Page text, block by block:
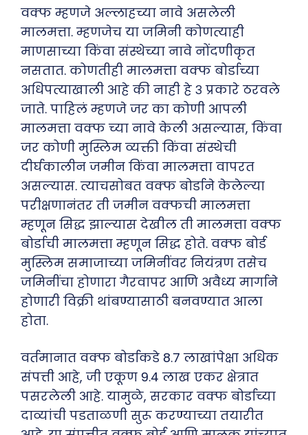
वक्फ म्हणजे अल्लाहच्या नावे असलेली
मालमत्ता. म्हणजेच या जमिनी कोणत्याही
माणसाच्या किंवा संस्थेच्या नावे नोंदणीकृत
नसतात. कोणतीही मालमत्ता वक्फ बोर्डाच्या
अधिपत्याखाली आहे की नाही हे ३ प्रकारे ठरवले
जाते. पाहिलं म्हणजे जर का कोणी आपली
मालमत्ता वक्फ च्या नावे केली असल्यास, किंवा
जर कोणी मुस्लिम व्यक्ती किंवा संस्थेची
दीर्घकालीन जमीन किंवा मालमत्ता वापरत
असल्यास. त्याचसोबत वक्फ बोर्डाने केलेल्या
परीक्षणानंतर ती जमीन वक्फची मालमत्ता
म्हणून सिद्ध झाल्यास देखील ती मालमत्ता वक्फ
बोर्डाची मालमत्ता म्हणून सिद्ध होते. वक्फ बोर्ड
मुस्लिम समाजाच्या जमिनींवर नियंत्रण तसेच
जमिनींचा होणारा गैरवापर आणि अवैध्य मार्गाने
होणारी विक्री थांबण्यासाठी बनवण्यात आला
होता.
वर्तमानात वक्फ बोर्डाकडे 8.7 लाखांपेक्षा अधिक
संपत्ती आहे, जी एकूण 9.4 लाख एकर क्षेत्रात
पसरलेली आहे. यामुळे, सरकार वक्फ बोर्डाच्या
दाव्यांची पडताळणी सुरू करण्याच्या तयारीत